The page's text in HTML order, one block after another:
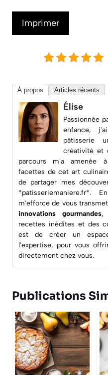
Imprimer
À propos Articles récents
Élise
Passionnée
enfance,
pâtisserie
créativité et
parcours m'a amenée
facettes de cet art
de partager mes
m'efforce de vous
innovations gourmandes,
recettes inédites et des
est de créer un
l'expertise, pour vous
directement chez vous.
Publications